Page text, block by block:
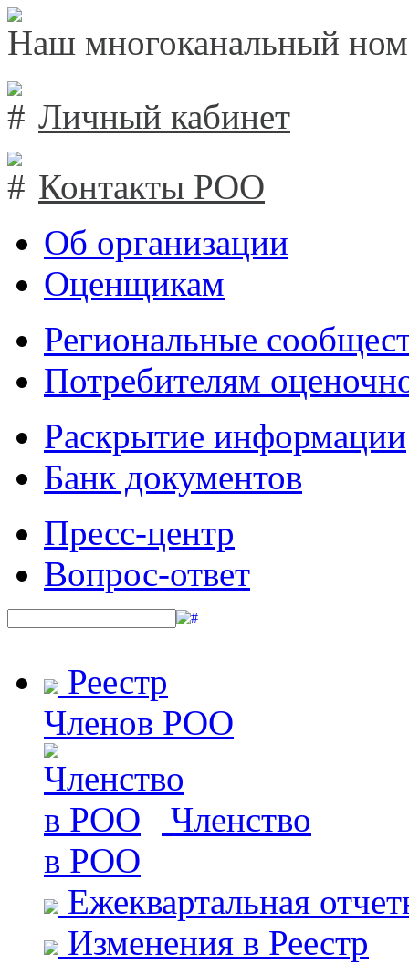
Наш многоканальный
Личный кабинет
Контакты РОО
Об организации
Оценщикам
Региональные
Потребителям
Раскрытие информации
Банк документов
Пресс-центр
Вопрос-ответ
Реестр
Членов РОО
Членство
в РОО
Ежеквартальная
Изменения в Реестр